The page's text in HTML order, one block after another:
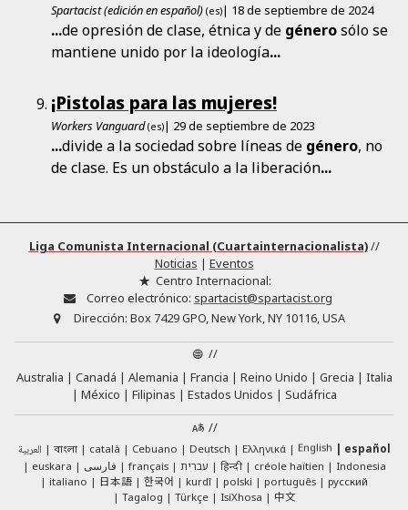
Spartacist (edición en español) (es)| 18 de septiembre de 2024
...de opresión de clase, étnica y de génerosólo se
mantiene unido por la ideología...
¡Pistolas para las mujeres!
Workers Vanguard (es)| 29 de septiembre de 2023
...divide a la sociedad sobre líneas de género, no
de clase. Es un obstáculo a la liberación...
Liga Comunista Internacional (Cuartainternacionalista)//
Noticias | Eventos
Centro Internacional:
Correo electrónico: spartacist@spartacist.org
Dirección: Box 7429 GPO, New York, NY 10116, USA
//
Australia
Canadá Alemania Francia Reino Unido Grecia
Italia
México
Filipinas Estados Unidos
Sudáfrica
//
العربية বাংলা català Cebuano Deutsch Ελληνικά English
español
euskara
فارسی français עברית हिन्दी créole haïtien
Indonesia
italiano
日本語 한국어 kurdî polski português
русский
Tagalog
Türkçe IsiXhosa 中文